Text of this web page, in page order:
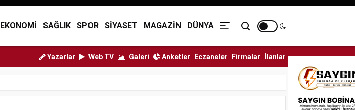
EKONOMİ SAĞLIK SPOR SİYASET MAGAZİN DÜNYA
Yazarlar Web TV Galeri Anketler Eczaneler Firmalar İlanlar